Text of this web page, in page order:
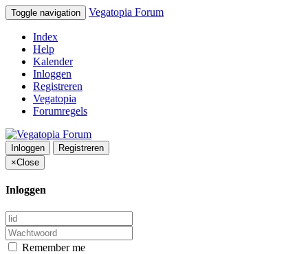
Toggle navigation Vegatopia Forum
Index
Help
Kalender
Inloggen
Registreren
Vegatopia
Forumregels
Inloggen
Registreren
×Close
Inloggen
Remember me